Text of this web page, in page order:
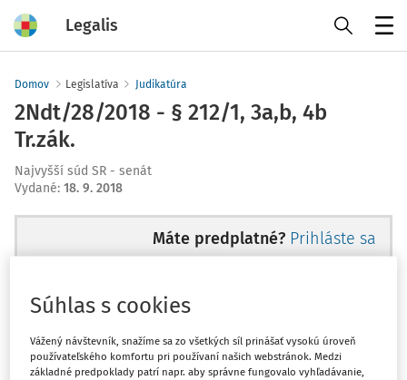
Legalis
Domov Legislatíva Judikatúra
2Ndt/28/2018 - § 212/1, 3a,b, 4b
Tr.zák.
Najvyšší súd SR - senát
Vydané: 18. 9. 2018
Máte predplatné? Prihláste sa
Ups, zatiaľ ste si prečítali len
začiatok...
Súhlas s cookies
Vážený návštevník, snažíme sa zo všetkých síl prinášať vysokú úroveň
používateľského komfortu pri používaní našich webstránok. Medzi
základné predpoklady patrí napr. aby správne fungovalo vyhľadávanie,